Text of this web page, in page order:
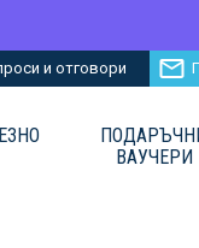
и отговори
ВАУЧЕРИ